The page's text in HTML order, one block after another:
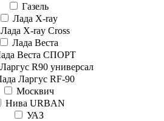
Газель
Лада X-ray
Лада X-ray Cross
Лада Веста
Веста СПОРТ
R90 универсал
Ларгус RF-90
Москвич
Нива URBAN
УАЗ